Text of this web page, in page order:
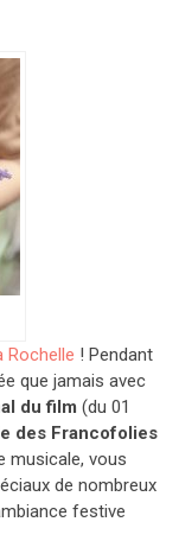
Rochelle ! Pendant
que jamais avec
du film (du 01
des Francofolies
musicale, vous
de nombreux
festive